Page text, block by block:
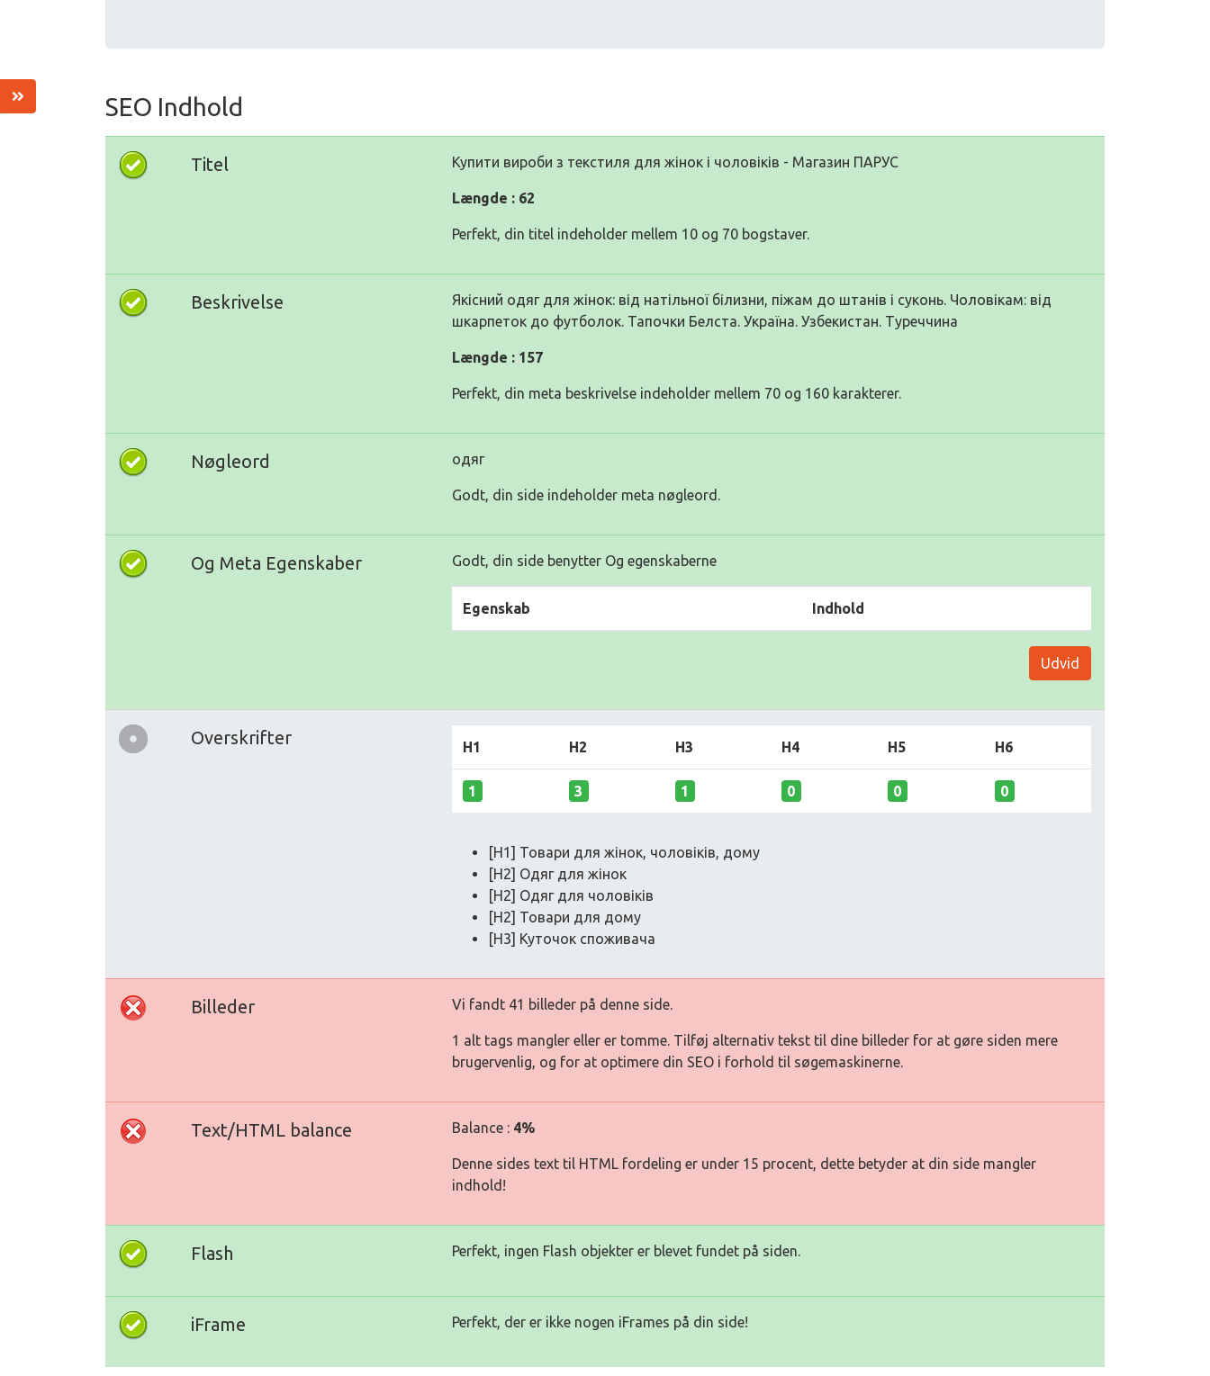
SEO Indhold
Titel Купити вироби з текстиля для жінок і чоловіків - Магазин ПАРУС
Længde : 62
Perfekt, din titel indeholder mellem 10 og 70 bogstaver.
Beskrivelse
Якісний одяг для жінок: від натільної білизни, піжам до штанів і суконь. Чоловікам: від
шкарпеток до футболок. Тапочки Белста. Україна. Узбекистан. Туреччина
Længde : 157
Perfekt, din meta beskrivelse indeholder mellem 70 og 160 karakterer.
Nøgleord одяг
Godt, din side indeholder meta nøgleord.
Og Meta Egenskaber Godt, din side benytter Og egenskaberne
Egenskab Indhold
Udvid
Overskrifter H1 H2 H3 H4 H5 H6
1 3 1 0 0 0
[H1] Товари для жінок, чоловіків, дому
[H2] Одяг для жінок
[H2] Одяг для чоловіків
[H2] Товари для дому
[H3] Куточок споживача
Billeder Vi fandt 41 billeder på denne side.
1 alt tags mangler eller er tomme. Tilføj alternativ tekst til dine billeder for at gøre siden mere
brugervenlig, og for at optimere din SEO i forhold til søgemaskinerne.
Text/HTML balance Balance : 4%
Denne sides text til HTML fordeling er under 15 procent, dette betyder at din side mangler
indhold!
Flash Perfekt, ingen Flash objekter er blevet fundet på siden.
iFrame Perfekt, der er ikke nogen iFrames på din side!